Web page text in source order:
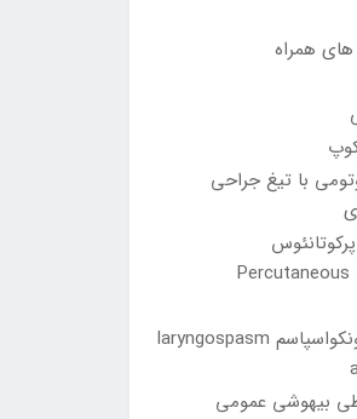
همراه
با تیغ جراحی
لارنگواسپاسم و برونکواسپاسم laryngospasm
طی بیهوشی عمومی